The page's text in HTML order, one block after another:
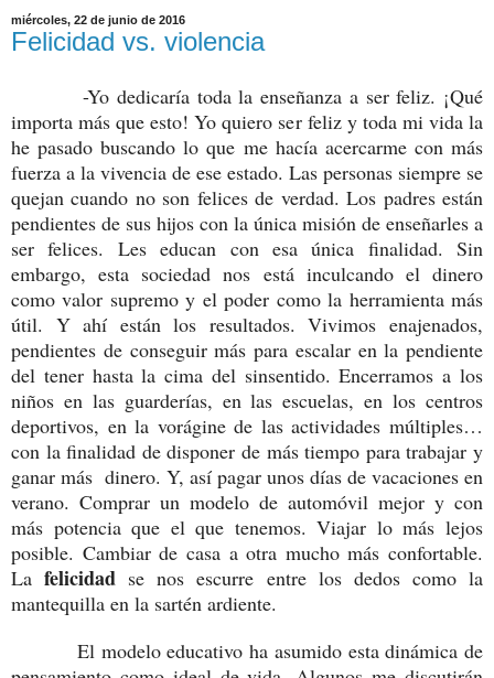
miércoles, 22 de junio de 2016
Felicidad vs. violencia
-Yo dedicaría toda la enseñanza a ser feliz. ¡Qué
importa más que esto! Yo quiero ser feliz y toda mi vida la
he pasado buscando lo que me hacía acercarme con más
fuerza a la vivencia de ese estado. Las personas siempre se
quejan cuando no son felices de verdad. Los padres están
pendientes de sus hijos con la única misión de enseñarles a
ser felices. Les educan con esa única finalidad. Sin
embargo, esta sociedad nos está inculcando el dinero
como valor supremo y el poder como la herramienta más
útil. Y ahí están los resultados. Vivimos enajenados,
pendientes de conseguir más para escalar en la pendiente
del tener hasta la cima del sinsentido. Encerramos a los
niños en las guarderías, en las escuelas, en los centros
deportivos, en la vorágine de las actividades múltiples…
con la finalidad de disponer de más tiempo para trabajar y
ganar más dinero. Y, así pagar unos días de vacaciones en
verano. Comprar un modelo de automóvil mejor y con
más potencia que el que tenemos. Viajar lo más lejos
posible. Cambiar de casa a otra mucho más confortable.
Lafelicidad se nos escurre entre los dedos como la
mantequilla en la sartén ardiente.
El modelo educativo ha asumido esta dinámica de